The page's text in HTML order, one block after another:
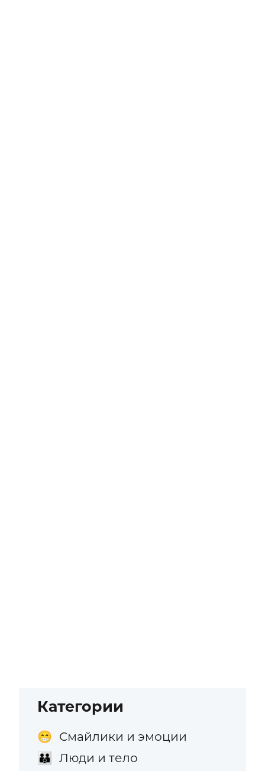
Категории
😁 Смайлики и эмоции
👪 Люди и тело